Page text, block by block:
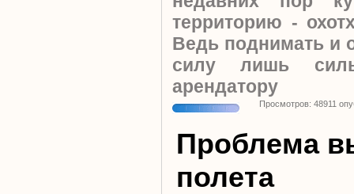
территорию -
Ведь поднимать и
силу лишь
арендатору
Просмотров: 48911
Проблема
полета